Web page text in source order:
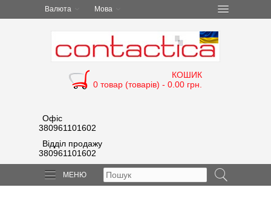
Валюта Мова
КОШИК
0 товар (товарів) - 0.00 грн.
Офіс
380961101602
Відділ продажу
380961101602
МЕНЮ